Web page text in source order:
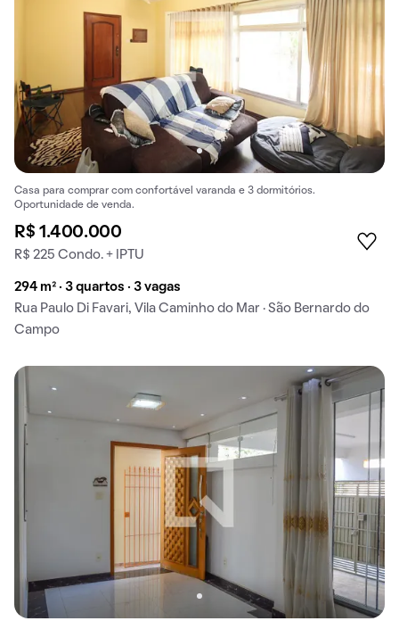
Casa para comprar com confortável varanda e 3 dormitórios.
Oportunidade de venda.
R$ 1.400.000
R$ 225 Condo. + IPTU
294 m² · 3 quartos · 3 vagas
Rua Paulo Di Favari, Vila Caminho do Mar · São Bernardo do
Campo